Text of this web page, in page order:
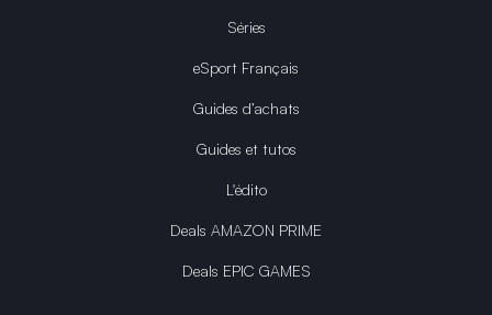
Séries
eSport Français
Guides d’achats
Guides et tutos
L'édito
Deals AMAZON PRIME
Deals EPIC GAMES